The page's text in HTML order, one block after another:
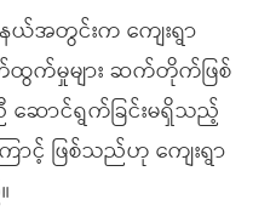
ယ်အတွင်းက ကျေးရွာ
တ်ထွက်မှုများ ဆက်တိုက်ဖြစ်
ဆောင်ရွက်ခြင်းမရှိသည့်
ြောင့် ဖြစ်သည်ဟု ကျေးရွာ